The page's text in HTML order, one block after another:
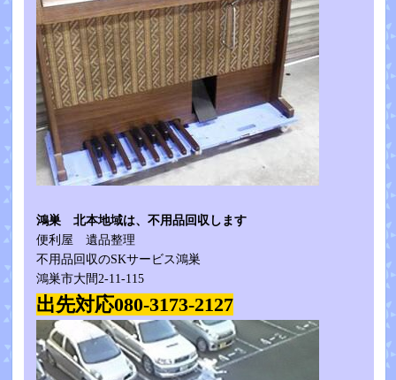
鴻巣 北本地域は、不用品回収します
便利屋 遺品整理
不用品回収のSKサービス鴻巣
鴻巣市大間2-11-115
出先対応080-3173-2127